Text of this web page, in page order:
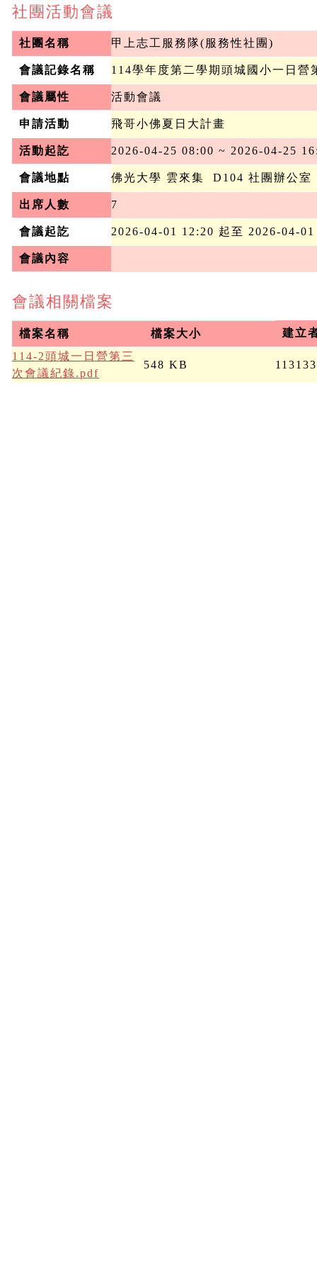
社團活動會議
社團名稱 甲上志工服務隊(服務性社團)
會議記錄名稱 114學年度第二學期頭城國小一日營
會議屬性 活動會議
申請活動 飛哥小佛夏日大計畫
活動起訖 2026-04-25 08:00 ~ 2026-04-25
會議地點 佛光大學 雲來集  D104 社團辦公室
出席人數 7
會議起訖 2026-04-01 12:20 起至 2026-04-
會議內容
會議相關檔案
檔案名稱 檔案大小
建立
114-2頭城一日營第三
次會議紀錄.pdf
548 KB